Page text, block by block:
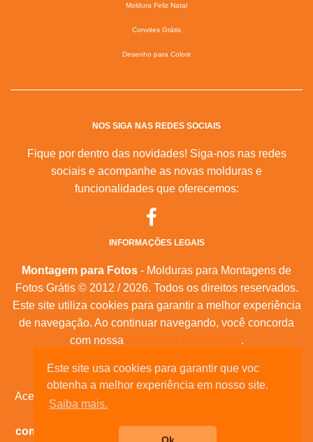
Este site usa cookies para garantir que voc
obtenha a melhor experiência em nosso site.
Saiba mais.
Moldura Feliz Natal
Convites Grátis
Desenho para Colorir
NOS SIGA NAS REDES SOCIAIS
Fique por dentro das novidades! Siga-nos nas redes
sociais e acompanhe as novas molduras e
funcionalidades que oferecemos:
INFORMAÇÕES LEGAIS
Montagem para Fotos - Molduras para Montagens de
Fotos Grátis © 2012 / 2026. Todos os direitos reservados.
Este site utiliza cookies para garantir a melhor experiência
de navegação. Ao continuar navegando, você concorda
com nossa Política de Privacidade.
Mapa do Site |Feeds RSS |Sobre Nós
Acesse nossas molduras para:
comemorativas, e muita outras datas comemorativas!